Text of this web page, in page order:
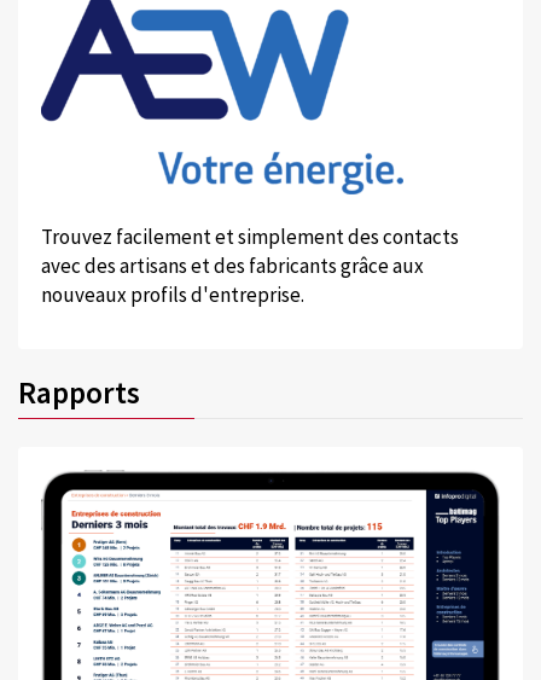
Trouvez facilement et simplement des contacts
avec des artisans et des fabricants grâce aux
nouveaux profils d'entreprise.
Rapports